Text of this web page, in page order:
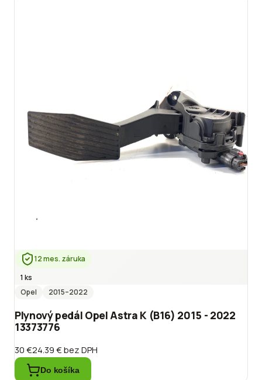
12 mes. záruka
1 ks
Opel
2015–2022
Plynový pedál Opel Astra K (B16) 2015 - 2022
13373776
30 €24.39 €bez DPH
Do košíka